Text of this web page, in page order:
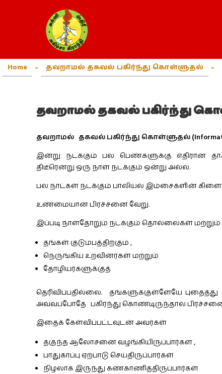
Home » தவறாமல் தகவல் பகிர்ந்து கொள்ளுதல் »
தவறாமல் தகவல் பகிர்ந்து
தவறாமல் தகவல் பகிர்ந்து கொள்ளுதல்
இன்று நடக்கும் பல பெண்களுக்கு எதிரான
திடீரென்று ஒரு நாள் நடக்கும் ஒன்று அல்ல.
பல நாட்கள் நடக்கும் பாலியல் இம்சைகளின்
உண்மையான பிரச்சனை வேறு.
இப்படி நாள்தோறும் நடக்கும் தொல்லைகள்
தங்கள் குடும்பத்திற்கும் ,
நெருங்கிய உறவினர்கள் மற்றும்
தோழியர்களுக்குத்
தெரிவிப்பதில்லை. தங்களுக்குள்ளேயே
அவ்வப்போதே பகிர்ந்து கொண்டிருந்தால் பிரச்சனை
இதைக் கேள்விப்பட்டவுடன் அவர்கள்
தகுந்த ஆலோசனை வழங்கியிருப்பார்கள் ,
பாதுகாப்பு ஏற்பாடு செய்திருப்பார்கள்
நிழலாக இருந்து கண்காணித்திருப்பார்கள்